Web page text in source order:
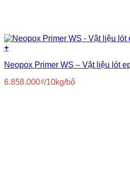
+
Neopox Primer WS – Vật liệu lót
6.858.000₫/10kg/bộ